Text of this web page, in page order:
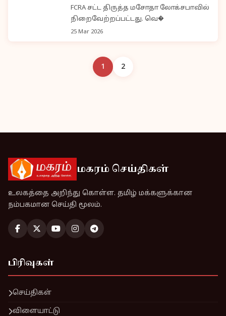
FCRA திருத்தம் லோக்சபாவில்
நிறைவேற்றம்
FCRA சட்ட திருத்த மசோதா லோக்சபாவில்
நிறைவேற்றப்பட்டது. வெ�
25 Mar 2026
1 2
மகரம் செய்திகள்
உலகத்தை அறிந்து கொள்ள. தமிழ் மக்களுக்கான
நம்பகமான செய்தி மூலம்.
பிரிவுகள்
செய்திகள்
விளையாட்டு